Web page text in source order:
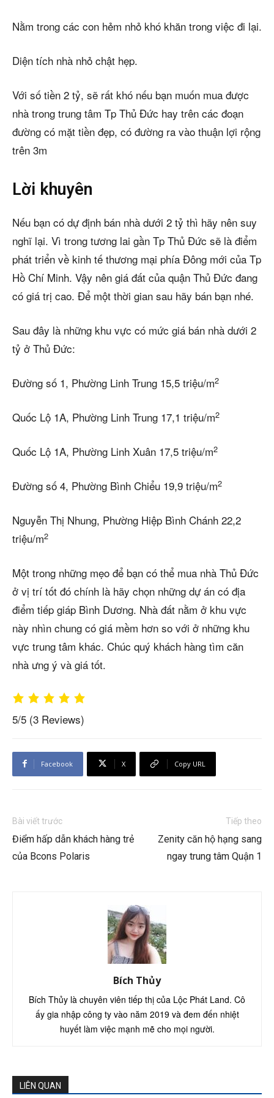
Nằm trong các con hẻm nhỏ khó khăn trong việc đi lại.
Diện tích nhà nhỏ chật hẹp.
Với số tiền 2 tỷ, sẽ rất khó nếu bạn muốn mua được
nhà trong trung tâm Tp Thủ Đức hay trên các đoạn
đường có mặt tiền đẹp, có đường ra vào thuận lợi rộng
trên 3m
Lời khuyên
Nếu bạn có dự định bán nhà dưới 2 tỷ thì hãy nên suy
nghĩ lại. Vì trong tương lai gần Tp Thủ Đức sẽ là điểm
phát triển về kinh tế thương mại phía Đông mới của Tp
Hồ Chí Minh. Vậy nên giá đất của quận Thủ Đức đang
có giá trị cao. Để một thời gian sau hãy bán bạn nhé.
Sau đây là những khu vực có mức giá bán nhà dưới 2
tỷ ở Thủ Đức:
Đường số 1, Phường Linh Trung 15,5 triệu/m2
Quốc Lộ 1A, Phường Linh Trung 17,1 triệu/m2
Quốc Lộ 1A, Phường Linh Xuân 17,5 triệu/m2
Đường số 4, Phường Bình Chiểu 19,9 triệu/m2
Nguyễn Thị Nhung, Phường Hiệp Bình Chánh 22,2
triệu/m2
Một trong những mẹo để bạn có thể mua nhà Thủ Đức
ở vị trí tốt đó chính là hãy chọn những dự án có địa
điểm tiếp giáp Bình Dương. Nhà đất nằm ở khu vực
này nhìn chung có giá mềm hơn so với ở những khu
vực trung tâm khác. Chúc quý khách hàng tìm căn
nhà ưng ý và giá tốt.
5/5 (3 Reviews)
Facebook X Copy URL
Bài viết trước
Điểm hấp dẫn khách hàng trẻ
của Bcons Polaris
Tiếp theo
Zenity căn hộ hạng sang
ngay trung tâm Quận 1
Bích Thủy
Bích Thủy là chuyên viên tiếp thị của Lộc Phát Land. Cô
ấy gia nhập công ty vào năm 2019 và đem đến nhiệt
huyết làm việc mạnh mẽ cho mọi người.
LIÊN QUAN